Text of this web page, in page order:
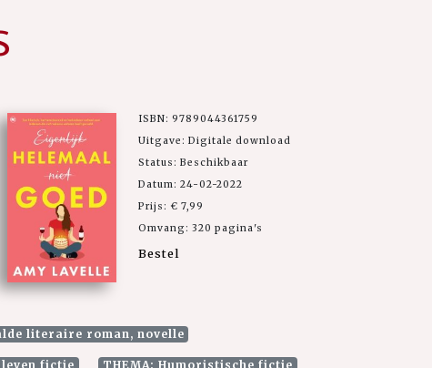
ISBN: 9789044361759
Uitgave: Digitale download
Status: Beschikbaar
Datum: 24-02-2022
Prijs: € 7,99
Omvang: 320 pagina's
Bestel
literaire roman, novelle
fictie THEMA: Humoristische fictie